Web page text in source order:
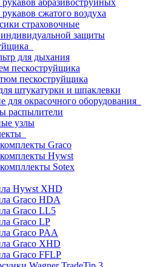
абразивоструйных
сжатого воздуха
страховочные
защиты
для дыхания
пескоструйщика
пескоструйщика
штукатурки и шпаклевки
окрасочного оборудования
распылители
узлы
Graco
Hywst
Sotex
Hywst XHD
Graco HDA
Graco LL5
Graco LP
Graco PAA
Graco XHD
Graco FFLP